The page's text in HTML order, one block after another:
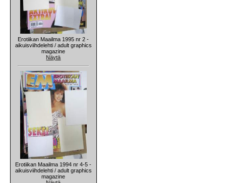
Erotiikan Maailma 1995 nr 2 -
aikuisviihdelehti / adult graphics
magazine
Näytä
Erotiikan Maailma 1994 nr 4-5 -
aikuisviihdelehti / adult graphics
magazine